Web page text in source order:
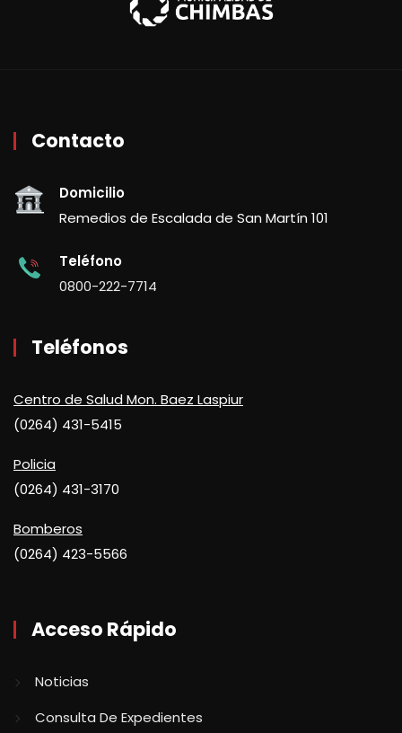
Contacto
Domicilio
Remedios de Escalada de San Martín 101
Teléfono
0800-222-7714
Teléfonos
Centro de Salud Mon. Baez Laspiur
(0264) 431-5415
Policia
(0264) 431-3170
Bomberos
(0264) 423-5566
Acceso Rápido
Noticias
Consulta De Expedientes